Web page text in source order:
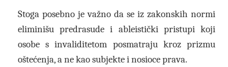
Stoga posebno je važno da se iz zakonskih normi
eliminišu predrasude i ableistički pristupi koji
osobe s invaliditetom posmatraju kroz prizmu
oštećenja, a ne kao subjekte i nosioce prava.